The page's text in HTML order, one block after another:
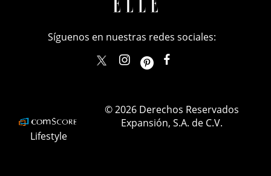
Síguenos en nuestras redes sociales:
elle_mexicoellemexico
Lifestyle
© 2026 Derechos Reservados
Expansión, S.A. de C.V.